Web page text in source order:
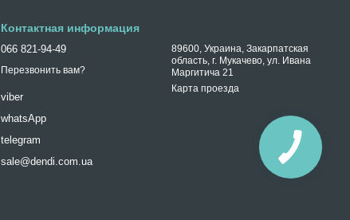
Контактная информация
066 821-94-49
Перезвонить вам?
viber
whatsApp
telegram
sale@dendi.com.ua
89600, Украина, Закарпатская
область, г. Мукачево, ул. Ивана
Маргитича 21
Карта проезда